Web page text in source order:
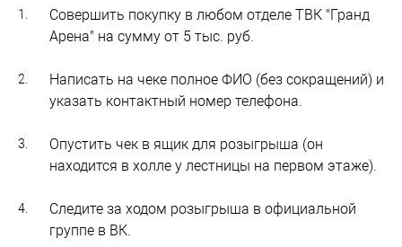
Совершить покупку в любом отделе ТВК "Гранд
Арена" на сумму от 5 тыс. руб.
Написать на чеке полное ФИО (без сокращений) и
указать контактный номер телефона.
Опустить чек в ящик для розыгрыша (он
находится в холле у лестницы на первом этаже).
Следите за ходом розыгрыша в официальной
группе в ВК.